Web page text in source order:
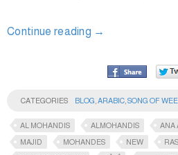
Continue reading →
CATEGORIES BLOG ARABIC SONG OF
AL MOHANDIS ALMOHANDIS ANA
MAJID
MOHANDES NEW